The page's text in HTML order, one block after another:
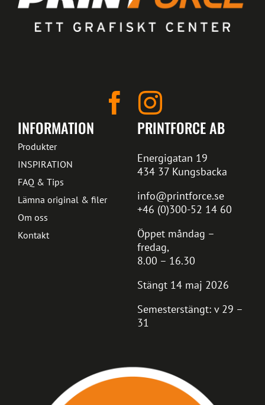
PRINTFORCE AB
Energigatan 19
434 37 Kungsbacka
info@printforce.se
+46 (0)300-52 14 60
Öppet måndag –
fredag,
8.00 – 16.30
Stängt 14 maj 2026
Semesterstängt: v 29 –
31
INFORMATION
Produkter
INSPIRATION
FAQ & Tips
Lämna original & filer
Om oss
Kontakt